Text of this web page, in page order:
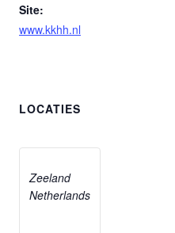
Site:
www.kkhh.nl
LOCATIES
Zeeland
Netherlands